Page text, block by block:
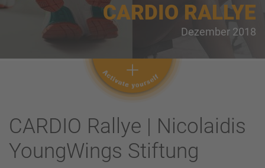
CARDIO RALLYE
Dezember 2018
CARDIO Rallye | Nicolaidis
YoungWings Stiftung